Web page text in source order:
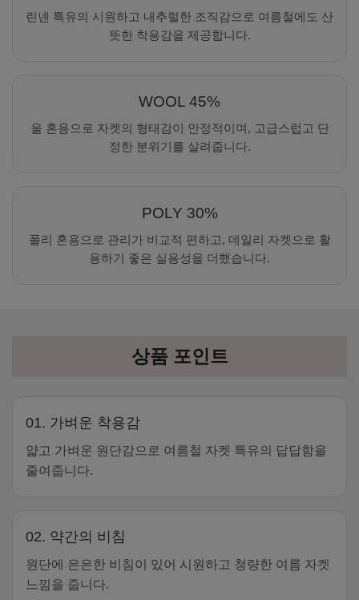
린넨 특유의 시원하고 내추럴한 조직감으로 여름철에도 산
뜻한 착용감을 제공합니다.
WOOL 45%
울 혼용으로 자켓의 형태감이 안정적이며, 고급스럽고 단
정한 분위기를 살려줍니다.
POLY 30%
폴리 혼용으로 관리가 비교적 편하고, 데일리 자켓으로 활
용하기 좋은 실용성을 더했습니다.
상품 포인트
01. 가벼운 착용감
얇고 가벼운 원단감으로 여름철 자켓 특유의 답답함을
줄여줍니다.
02. 약간의 비침
원단에 은은한 비침이 있어 시원하고 청량한 여름 자켓
느낌을 줍니다.